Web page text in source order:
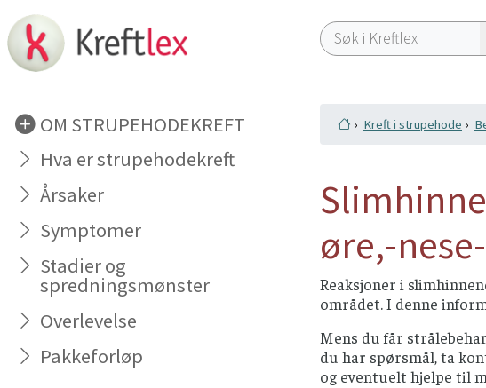
OM STRUPEHODEKREFT
Hva er strupehodekreft
Årsaker
Symptomer
Stadier og
spredningsmønster
Overlevelse
Pakkeforløp
Kreft i strupehode
øre,-
Reaksjoner i
området. I denne
Mens du får
du har spørsmål, ta
og eventuelt hjelpe til